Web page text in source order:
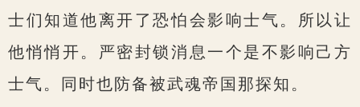
士们知道他离开了恐怕会影响士气。所以让
他悄悄开。严密封锁消息一个是不影响己方
士气。同时也防备被武魂帝国那探知。